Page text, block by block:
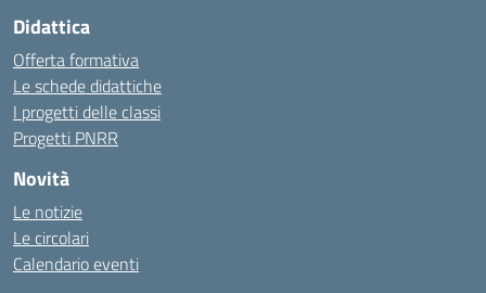
Didattica
Offerta formativa
Le schede didattiche
I progetti delle classi
Progetti PNRR
Novità
Le notizie
Le circolari
Calendario eventi